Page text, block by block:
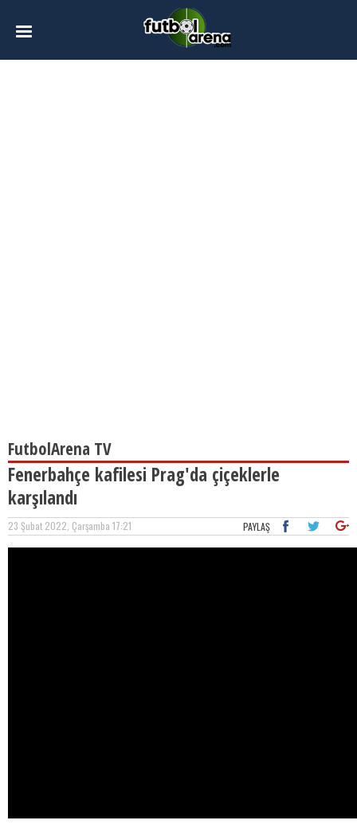
FutbolArena TV
Fenerbahçe kafilesi Prag'da çiçeklerle
karşılandı
23 Şubat 2022, Çarşamba 17:21 PAYLAŞ